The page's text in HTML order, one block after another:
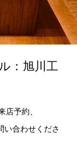
：旭川工
店予約、
い合わせくださ